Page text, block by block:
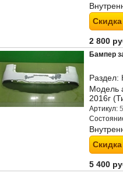
2 800
Бампер
Раздел:
Модель
2016г
Артикул:
5 400